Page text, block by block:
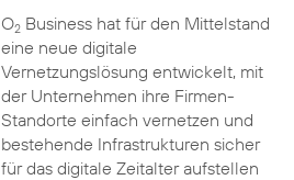
O2Business hat für den Mittelstand
eine neue digitale
Vernetzungslösung entwickelt, mit
der Unternehmen ihre Firmen-
Standorte einfach vernetzen und
bestehende Infrastrukturen sicher
für das digitale Zeitalter aufstellen